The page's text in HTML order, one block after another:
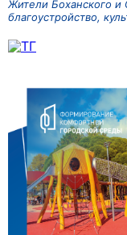
Жители Боханского и
благоустройство,